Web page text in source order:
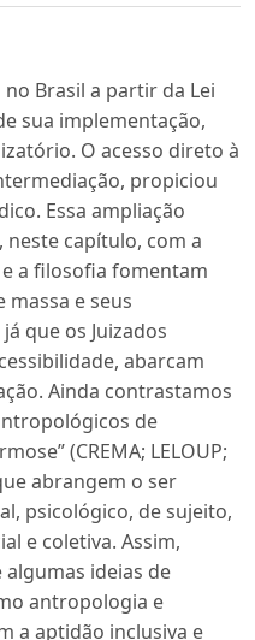
no Brasil a partir da Lei
sua implementação,
O acesso direto à
propiciou
Essa ampliação
capítulo, com a
a filosofia fomentam
massa e seus
que os Juizados
abarcam
Ainda contrastamos
de
(CREMA; LELOUP;
abrangem o ser
psicológico, de sujeito,
e coletiva. Assim,
ideias de
antropologia e
a aptidão inclusiva e